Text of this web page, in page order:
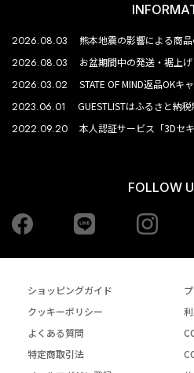
2026.08.03 熊本地震の影響による商
2026.08.03 お盆期間中の発送・裾上
2026.03.02 STATE OF MIND返品OKキ
2023.06.01 GUESTLISTはふるさと納
2022.09.20 本人認証サービス「3Dセ
FOLLOW
Facebook
ショッピングガイド
クッキーポリシー
よくある質問
特定商取引法